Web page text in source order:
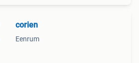
corien
Eenrum